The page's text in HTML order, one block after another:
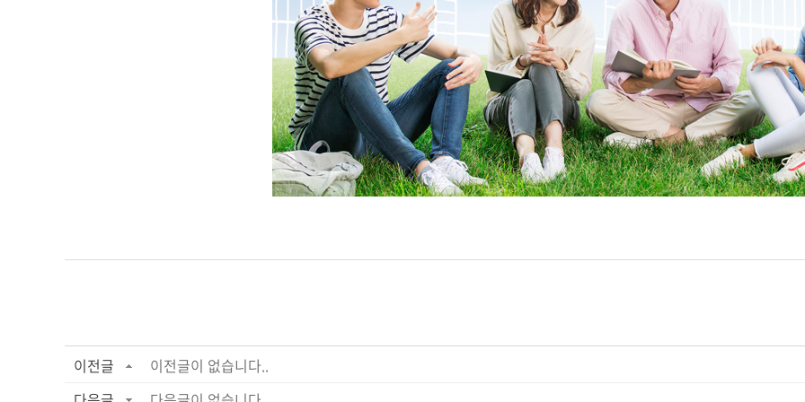
이전글
이전글이 없습니다..